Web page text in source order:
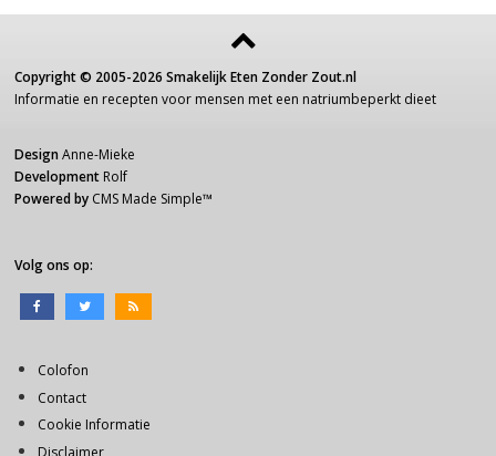
Copyright © 2005-2026 Smakelijk Eten Zonder Zout.nl
Informatie en recepten voor mensen met een natriumbeperkt dieet
Design Anne-Mieke
Development Rolf
Powered by CMS Made Simple™
Volg ons op:
Colofon
Contact
Cookie Informatie
Disclaimer